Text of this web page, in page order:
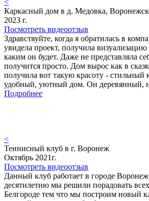
<
Каркасный дом в д. Медовка,
2023 г.
Посмотреть видеоотзыв
Здравствуйте, когда я обратилась в
увидела проект, получила визуализацию
каким он будет. Даже не представляла
получится просто. Дом вырос как в
получила вот такую красоту - стильный
удобный, уютный дом. Он деревянный,
Подробнее
<
Теннисный клуб в г. Воронеж
Октябрь 2021г.
Посмотреть видеоотзыв
Данный клуб работает в городе
десятилетию мы решили порадовать
Белгороде тем что мы построим новый